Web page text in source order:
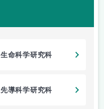
生命科学研究科
先導科学研究科